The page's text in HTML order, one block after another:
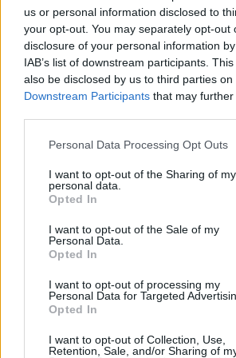
us or personal information disclosed to
your opt-out. You may separately opt-out
disclosure of your personal information
IAB’s list of downstream participants.
also be disclosed by us to third parties on
Downstream Participants that may
Personal Data Processing Opt Outs
I want to opt-out of the Sharing of my
personal data.
Opted In
I want to opt-out of the Sale of my
Personal Data.
Opted In
I want to opt-out of processing my
Personal Data for Targeted
Opted In
I want to opt-out of Collection, Use,
Retention, Sale, and/or Sharing of
Παραμένουν στο τιμόνι μέχρι
νεωτέρας - Αυστηρές συστάσεις
από Καραμανλή σε
Παλαιοκρασσά για να λήξουν οι
αντιπαραθέσεις στη Διοίκηση
της ΔΕΗ
Τετάρτη, 21 Σεπτεμβρίου 2005 -Νίκη
ΔΕΗ/Καραμανλής Κωνσταντίνος -
δημοσίευμα
Ο Πρωθυπουργός και οι
αρρυθμίες στη ΔΕΗ
Τετάρτη, 21 Σεπτεμβρίου 2005 -
Καραμανλής Κωνσταντίνος -
Πρωθυπουργός